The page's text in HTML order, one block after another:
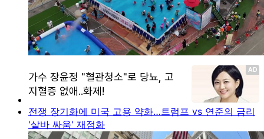
전쟁 장기화에 미국 고용 약화…트럼프 vs 연준의 금리
'샅바 싸움' 재점화